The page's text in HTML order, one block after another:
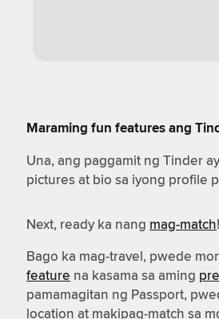
Maraming fun features ang
Una, ang paggamit ng Tinder
pictures at bio sa iyong profile
Next, ready ka nang mag-match!
Bago ka mag-travel, pwede
feature na kasama sa aming
pamamagitan ng Passport,
location at makipag-match sa